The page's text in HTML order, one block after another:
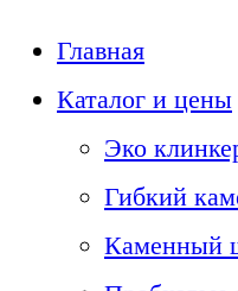
Главная
Каталог и цены
Эко
Гибкий
Каменный